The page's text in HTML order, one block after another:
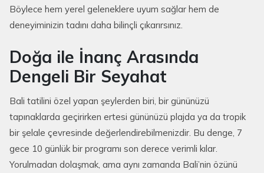
Böylece hem yerel geleneklere uyum sağlar hem de
deneyiminizin tadını daha bilinçli çıkarırsınız.
Doğa ile İnanç Arasında
Dengeli Bir Seyahat
Bali tatilini özel yapan şeylerden biri, bir gününüzü
tapınaklarda geçirirken ertesi gününüzü plajda ya da tropik
bir şelale çevresinde değerlendirebilmenizdir. Bu denge, 7
gece 10 günlük bir programı son derece verimli kılar.
Yorulmadan dolaşmak, ama aynı zamanda Bali’nin özünü